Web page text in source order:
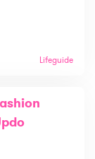
Lifeguide